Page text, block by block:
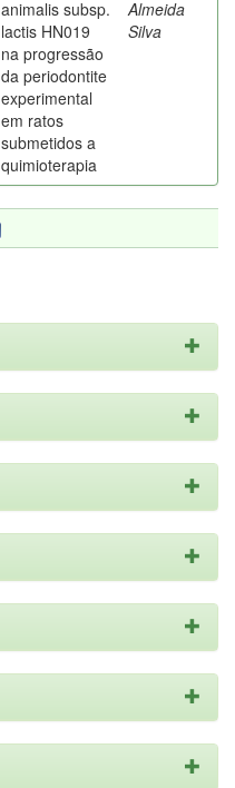
animalis subsp.
lactis HN019
na progressão
da periodontite
experimental
em ratos
submetidos a
quimioterapia
Almeida
Silva